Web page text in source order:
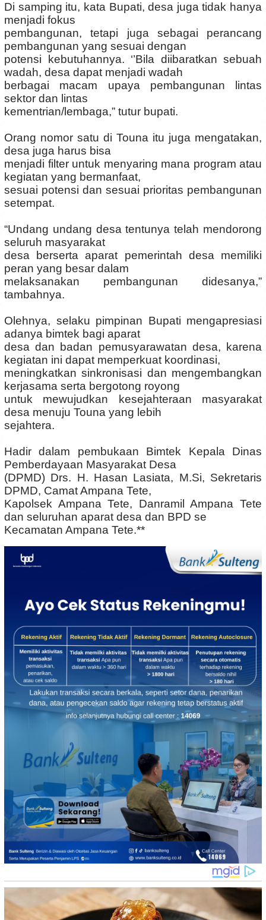
Di samping itu, kata Bupati, desa juga tidak hanya
menjadi fokus
pembangunan, tetapi juga sebagai perancang
pembangunan yang sesuai dengan
potensi kebutuhannya. ‘’Bila diibaratkan sebuah
wadah, desa dapat menjadi wadah
berbagai macam upaya pembangunan lintas
sektor dan lintas
kementrian/lembaga,” tutur bupati.
Orang nomor satu di Touna itu juga mengatakan,
desa juga harus bisa
menjadi filter untuk menyaring mana program atau
kegiatan yang bermanfaat,
sesuai potensi dan sesuai prioritas pembangunan
setempat.
“Undang undang desa tentunya telah mendorong
seluruh masyarakat
desa berserta aparat pemerintah desa memiliki
peran yang besar dalam
melaksanakan pembangunan didesanya,”
tambahnya.
Olehnya, selaku pimpinan Bupati mengapresiasi
adanya bimtek bagi aparat
desa dan badan pemusyarawatan desa, karena
kegiatan ini dapat memperkuat koordinasi,
meningkatkan sinkronisasi dan mengembangkan
kerjasama serta bergotong royong
untuk mewujudkan kesejahteraan masyarakat
desa menuju Touna yang lebih
sejahtera.
Hadir dalam pembukaan Bimtek Kepala Dinas
Pemberdayaan Masyarakat Desa
(DPMD) Drs. H. Hasan Lasiata, M.Si, Sekretaris
DPMD, Camat Ampana Tete,
Kapolsek Ampana Tete, Danramil Ampana Tete
dan seluruhan aparat desa dan BPD se
Kecamatan Ampana Tete.**